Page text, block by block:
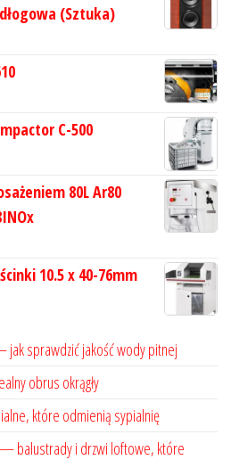
(Sztuka)
C-500
80L Ar80
10.5 x 40-76mm
sprawdzić jakość wody pitnej
obrus okrągły
które odmienią sypialnię
— balustrady i drzwi loftowe, które